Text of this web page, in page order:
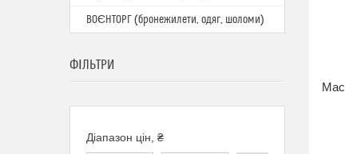
ВОЄНТОРГ (бронежилети, одяг, шоломи)
ФІЛЬТРИ
Діапазон цін, ₴